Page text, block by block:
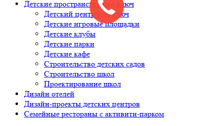
Детские пространства под ключ
Детский центр под ключ
Детские игровые площадки
Детские клубы
Детские парки
Детские кафе
Строительство детских садов
Строительство школ
Проектирование школ
Дизайн отелей
Дизайн-проекты детских центров
Семейные рестораны с активити-парком